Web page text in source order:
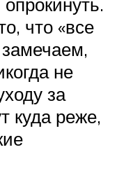
что «все
не
за
куда реже,